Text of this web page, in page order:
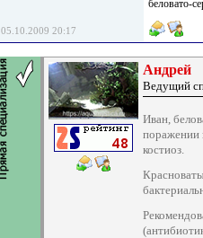
беловато-
05.10.2009 20:17
Андрей
Ведущий
Иван,
поражении
костиоз.